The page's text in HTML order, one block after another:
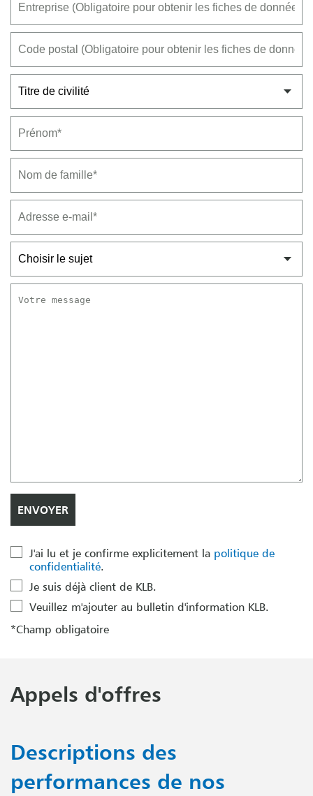
J'ai lu et je confirme explicitement la politique de
confidentialité.
Je suis déjà client de KLB.
Veuillez m'ajouter au bulletin d'information KLB.
*Champ obligatoire
Appels d'offres
Descriptions des
performances de nos